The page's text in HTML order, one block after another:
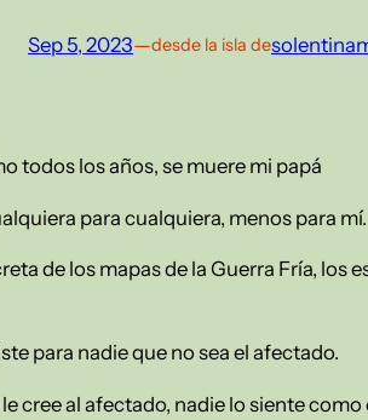
Sep 5, 2023—desde la isla de
todos los años, se muere mi papá
para cualquiera, menos para mí.
de los mapas de la Guerra Fría, los
para nadie que no sea el afectado.
cree al afectado, nadie lo siente